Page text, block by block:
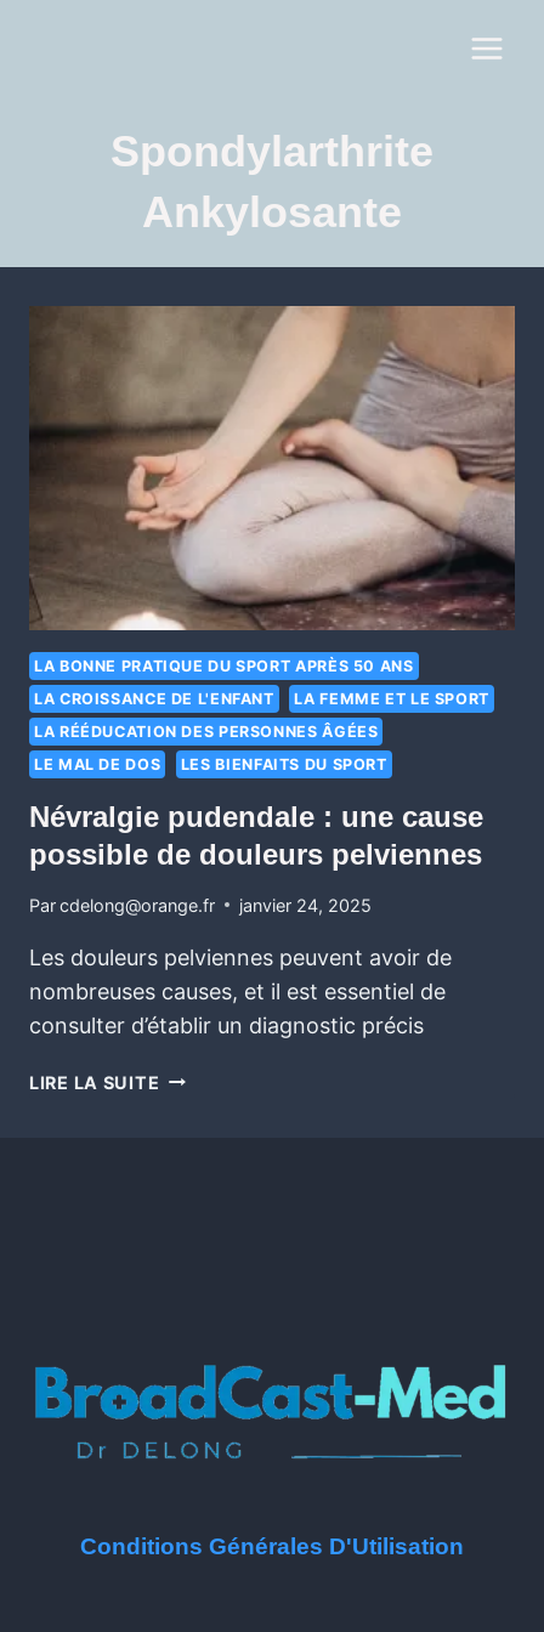
Spondylarthrite
Ankylosante
LA BONNE PRATIQUE DU SPORT APRÈS 50 ANS
LA CROISSANCE DE L'ENFANT
LA FEMME ET LE SPORT
LA RÉÉDUCATION DES PERSONNES ÂGÉES
LE MAL DE DOS
LES BIENFAITS DU SPORT
Névralgie pudendale : une cause
possible de douleurs pelviennes
Parcdelong@orange.fr janvier 24, 2025
Les douleurs pelviennes peuvent avoir de
nombreuses causes, et il est essentiel de
consulter d’établir un diagnostic précis
LIRE LA SUITE
Conditions Générales D'Utilisation